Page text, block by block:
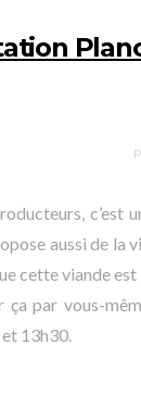
c’est
aussi de
cette viande
ça par vous-
13h30.